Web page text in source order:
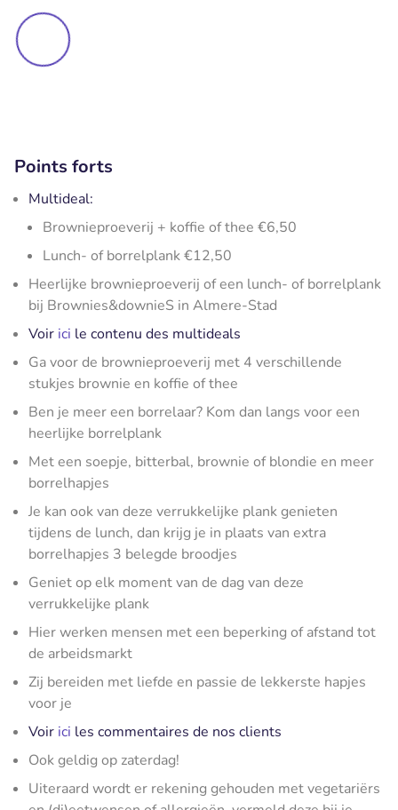
Points forts
Multideal:
Brownieproeverij + koffie of thee €6,50
Lunch- of borrelplank €12,50
Heerlijke brownieproeverij of een lunch- of borrelplank
bij Brownies&downieS in Almere-Stad
Voir ici le contenu des multideals
Ga voor de brownieproeverij met 4 verschillende
stukjes brownie en koffie of thee
Ben je meer een borrelaar? Kom dan langs voor een
heerlijke borrelplank
Met een soepje, bitterbal, brownie of blondie en meer
borrelhapjes
Je kan ook van deze verrukkelijke plank genieten
tijdens de lunch, dan krijg je in plaats van extra
borrelhapjes 3 belegde broodjes
Geniet op elk moment van de dag van deze
verrukkelijke plank
Hier werken mensen met een beperking of afstand tot
de arbeidsmarkt
Zij bereiden met liefde en passie de lekkerste hapjes
voor je
Voir ici les commentaires de nos clients
Ook geldig op zaterdag!
Uiteraard wordt er rekening gehouden met vegetariërs